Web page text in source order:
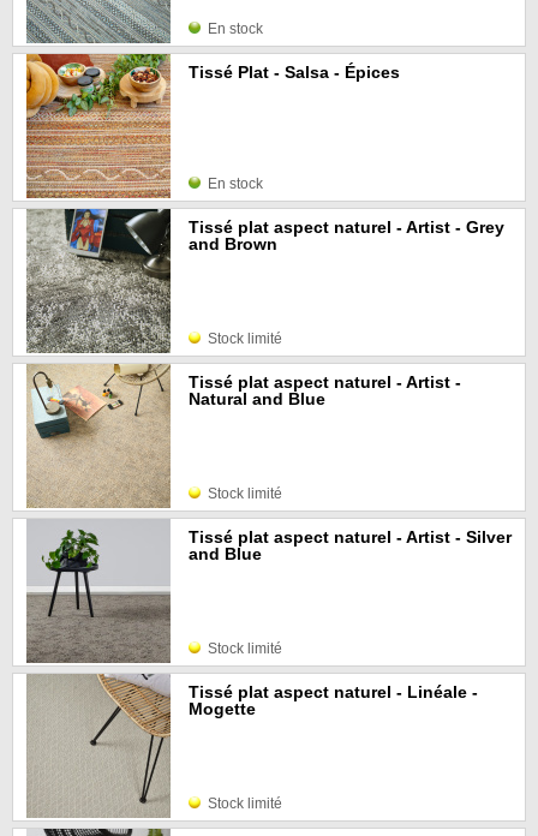
En stock
Tissé Plat - Salsa - Épices
En stock
Tissé plat aspect naturel - Artist - Grey
and Brown
Stock limité
Tissé plat aspect naturel - Artist -
Natural and Blue
Stock limité
Tissé plat aspect naturel - Artist - Silver
and Blue
Stock limité
Tissé plat aspect naturel - Linéale -
Mogette
Stock limité